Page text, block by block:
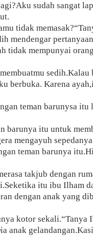
sudah sangat
tidak
mendengar
tidak mempunyai
berbuka. Karena
teman barunysa
barunya itu untuk
mengayuh
teman barunya
takjub dengan
itu ibu Ilham
dengan anak yang
kotor sekali.“Tanya
anak